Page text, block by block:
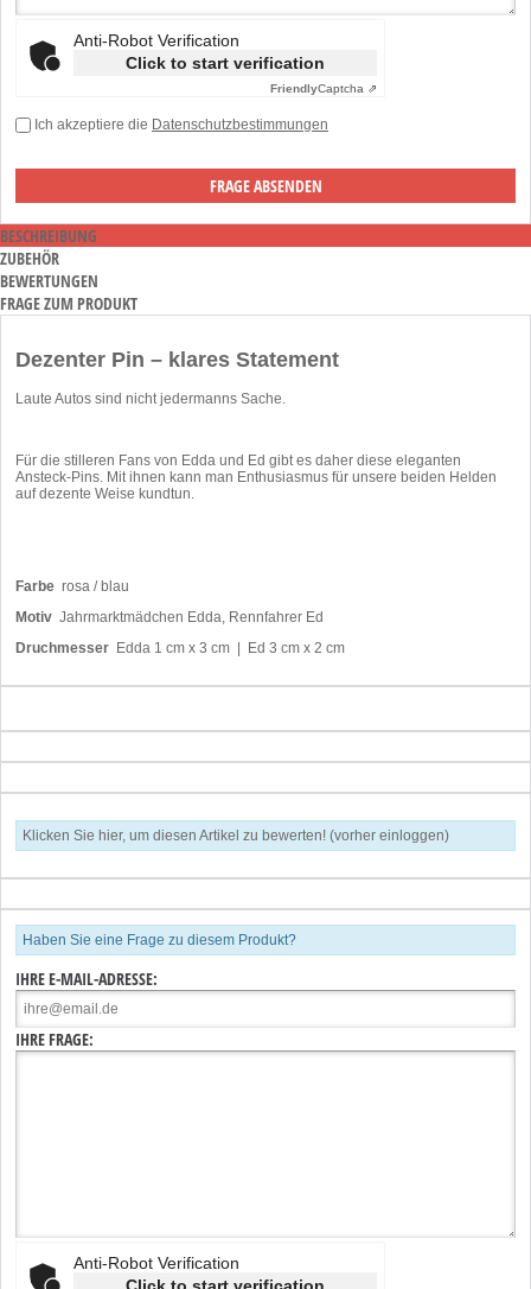
Anti-Robot Verification
Click to start verification
FriendlyCaptcha ⇗
Ich akzeptiere die Datenschutzbestimmungen
BESCHREIBUNG
ZUBEHÖR
BEWERTUNGEN
FRAGE ZUM PRODUKT
Dezenter Pin – klares Statement
Laute Autos sind nicht jedermanns Sache.
Für die stilleren Fans von Edda und Ed gibt es daher diese eleganten
Ansteck-Pins. Mit ihnen kann man Enthusiasmus für unsere beiden Helden
auf dezente Weise kundtun.
Farbe rosa / blau
Motiv Jahrmarktmädchen Edda, Rennfahrer Ed
Druchmesser Edda 1 cm x 3 cm | Ed 3 cm x 2 cm
Klicken Sie hier, um diesen Artikel zu bewerten! (vorher einloggen)
Haben Sie eine Frage zu diesem Produkt?
IHRE E-MAIL-ADRESSE:
IHRE FRAGE:
Anti-Robot Verification